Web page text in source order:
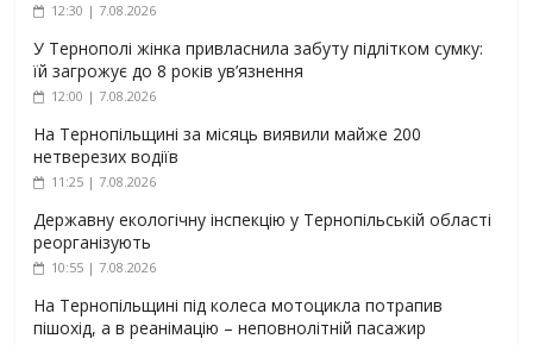
12:30 | 7.08.2026
У Тернополі жінка привласнила забуту підлітком сумку:
їй загрожує до 8 років ув’язнення
12:00 | 7.08.2026
На Тернопільщині за місяць виявили майже 200
нетверезих водіїв
11:25 | 7.08.2026
Державну екологічну інспекцію у Тернопільській області
реорганізують
10:55 | 7.08.2026
На Тернопільщині під колеса мотоцикла потрапив
пішохід, а в реанімацію – неповнолітній пасажир